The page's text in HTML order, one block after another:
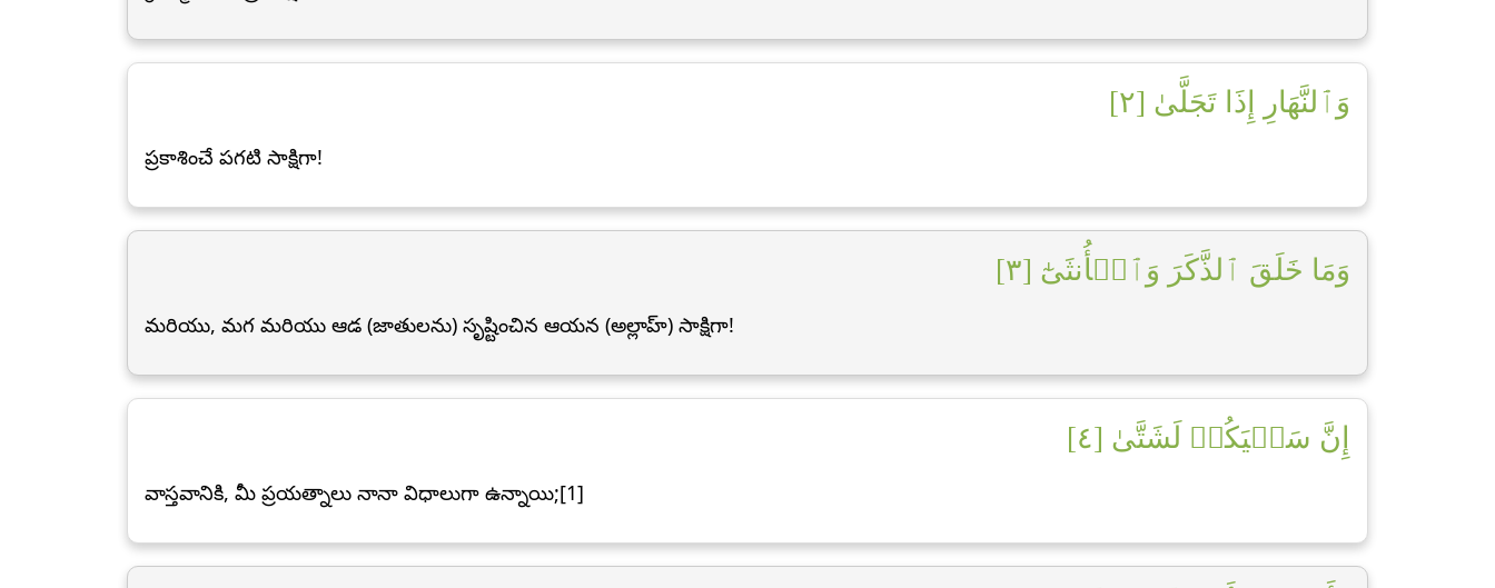
وَٱلنَّهَارِ إِذَا تَجَلَّىٰ [٢]
ప్రకాశించే పగటి సాక్షిగా!
وَمَا خَلَقَ ٱلذَّكَرَ وَٱلۡأُنثَىٰٓ [٣]
మరియు, మగ మరియు ఆడ (జాతులను) సృష్టించిన ఆయన (అల్లాహ్) సాక్షిగా!
إِنَّ سَعۡيَكُمۡ لَشَتَّىٰ [٤]
వాస్తవానికి, మీ ప్రయత్నాలు నానా విధాలుగా ఉన్నాయి;[1]